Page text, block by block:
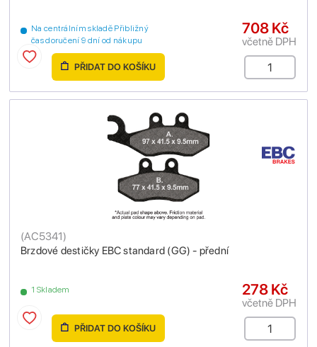
Na centrálním skladě Přibližný
čas doručení 9 dní od nákupu
708 Kč
včetně DPH
PŘIDAT DO KOŠÍKU
Brzdové destičky EBC standard (GG) - přední
(AC5341)
1 Skladem 278 Kč
včetně DPH
PŘIDAT DO KOŠÍKU